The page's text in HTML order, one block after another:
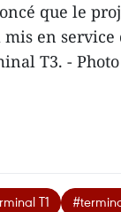
que le
mis en service
T3. -
T1